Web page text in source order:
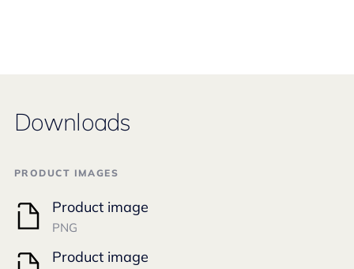
Downloads
PRODUCT IMAGES
Product image
PNG
Product image